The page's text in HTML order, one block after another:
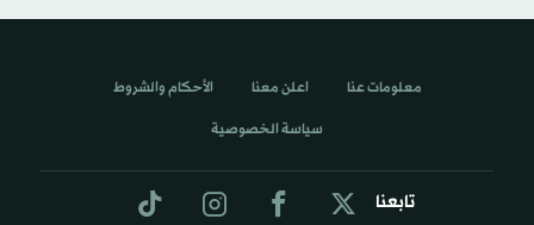
تابعنا
معلومات عنا اعلن معنا الأحكام والشروط
سياسة الخصوصية